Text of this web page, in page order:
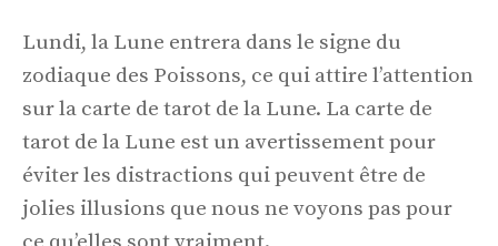
Lundi, la Lune entrera dans le signe du
zodiaque des Poissons, ce qui attire l’attention
sur la carte de tarot de la Lune. La carte de
tarot de la Lune est un avertissement pour
éviter les distractions qui peuvent être de
jolies illusions que nous ne voyons pas pour